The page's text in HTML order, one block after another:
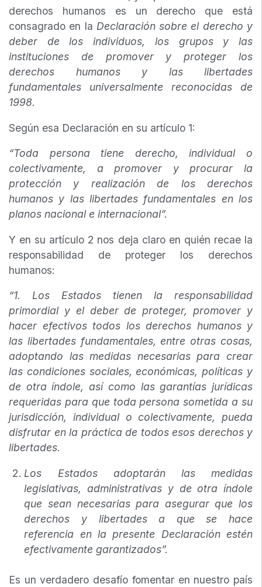
derechos humanos es un derecho que está
consagrado en la Declaración sobre el derecho y
deber de los individuos, los grupos y las
instituciones de promover y proteger los
derechos humanos y las libertades
fundamentales universalmente reconocidas de
1998.
Según esa Declaración en su artículo 1:
“Toda persona tiene derecho, individual o
colectivamente, a promover y procurar la
protección y realización de los derechos
humanos y las libertades fundamentales en los
planos nacional e internacional”.
Y en su artículo 2 nos deja claro en quién recae la
responsabilidad de proteger los derechos
humanos:
“1. Los Estados tienen la responsabilidad
primordial y el deber de proteger, promover y
hacer efectivos todos los derechos humanos y
las libertades fundamentales, entre otras cosas,
adoptando las medidas necesarias para crear
las condiciones sociales, económicas, políticas y
de otra índole, así como las garantías jurídicas
requeridas para que toda persona sometida a su
jurisdicción, individual o colectivamente, pueda
disfrutar en la práctica de todos esos derechos y
libertades.
Los Estados adoptarán las medidas
legislativas, administrativas y de otra índole
que sean necesarias para asegurar que los
derechos y libertades a que se hace
referencia en la presente Declaración estén
efectivamente garantizados”.
Es un verdadero desafío fomentar en nuestro país